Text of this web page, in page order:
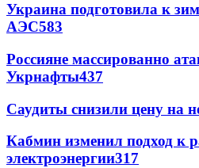
Украина подготовила к
АЭС583
Россияне массированно
Укрнафты437
Саудиты снизили цену на
Кабмин изменил подход к
электроэнергии317